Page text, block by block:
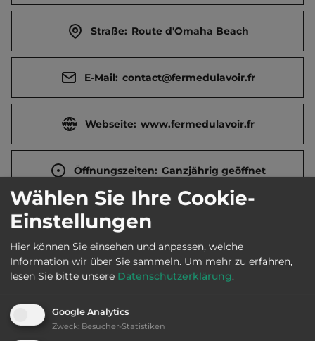
Straße: Route d'Omaha Beach
E-Mail: contact@fermedulavoir.fr
Webseite: www.fermedulavoir.fr
Öffnungszeiten: Ganzjährig geöffnet
Telefon:
Sehenswürdigkeiten:
Omaha Beach und Museum D-Day (3_km).
Wählen Sie Ihre Cookie-
Einstellungen
Hier können Sie einsehen und anpassen, welche
Information wir über Sie sammeln. Um mehr zu erfahren,
lesen Sie bitte unsere Datenschutzerklärung.
Google Analytics
Zweck: Besucher-Statistiken